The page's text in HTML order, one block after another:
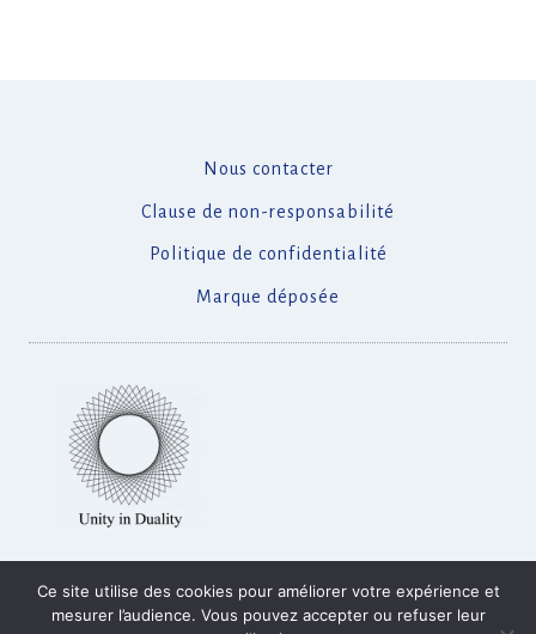
Nous contacter
Clause de non-responsabilité
Politique de confidentialité
Marque déposée
© 2026 Tarab Institute France
Ce site utilise des cookies pour améliorer votre expérience et
mesurer l’audience. Vous pouvez accepter ou refuser leur